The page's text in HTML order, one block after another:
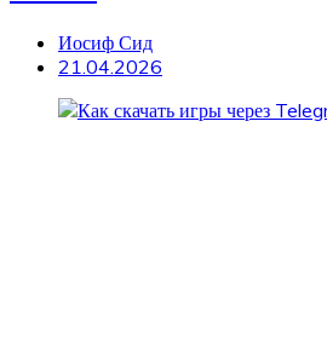
Иосиф Сид
21.04.2026